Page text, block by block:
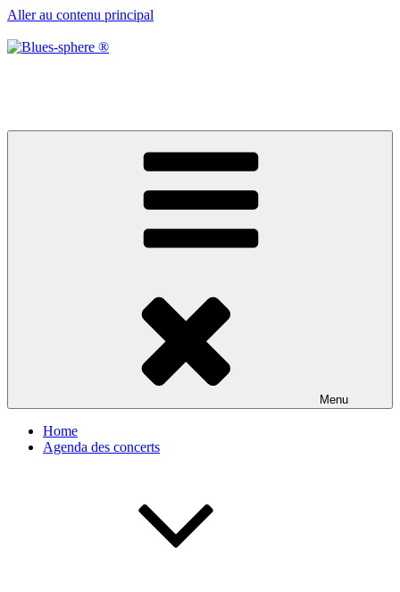
Aller au contenu principal
Menu
Home
Agenda des concerts